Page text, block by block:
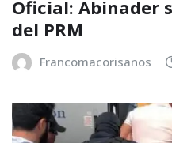
Oficial: Abinader
del PRM
Francomacorisanos